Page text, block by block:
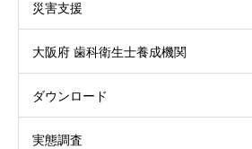
災害支援
大阪府 歯科衛生士養成機関
ダウンロード
実態調査